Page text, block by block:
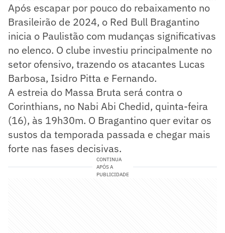
Após escapar por pouco do rebaixamento no
Brasileirão de 2024, o Red Bull Bragantino
inicia o Paulistão com mudanças significativas
no elenco. O clube investiu principalmente no
setor ofensivo, trazendo os atacantes Lucas
Barbosa, Isidro Pitta e Fernando.
A estreia do Massa Bruta será contra o
Corinthians, no Nabi Abi Chedid, quinta-feira
(16), às 19h30m. O Bragantino quer evitar os
sustos da temporada passada e chegar mais
forte nas fases decisivas.
CONTINUA
APÓS A
PUBLICIDADE